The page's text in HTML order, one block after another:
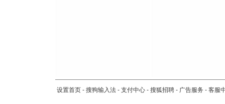
设置首页 - 搜狗输入法 - 支付中心 - 搜狐招聘 - 广告服务 - 客服